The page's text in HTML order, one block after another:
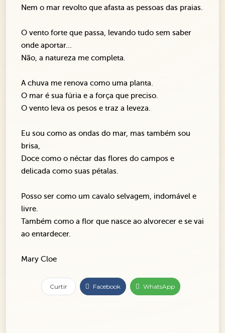
Nem o mar revolto que afasta as pessoas das praias.
O vento forte que passa, levando tudo sem saber
onde aportar...
Não, a natureza me completa.
A chuva me renova como uma planta.
O mar é sua fúria e a força que preciso.
O vento leva os pesos e traz a leveza.
Eu sou como as ondas do mar, mas também sou
brisa,
Doce como o néctar das flores do campos e
delicada como suas pétalas.
Posso ser como um cavalo selvagem, indomável e
livre.
Também como a flor que nasce ao alvorecer e se vai
ao entardecer.
Mary Cloe
Curtir Facebook WhatsApp